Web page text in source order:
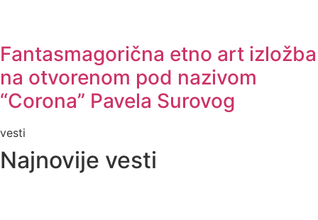
Fantasmagorična etno art izložba
na otvorenom pod nazivom
“Corona” Pavela Surovog
vesti
Najnovije vesti